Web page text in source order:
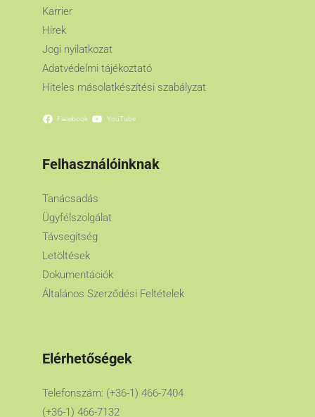
Karrier
Hírek
Jogi nyilatkozat
Adatvédelmi tájékoztató
Hiteles másolatkészítési szabályzat
Facebook YouTube
Felhasználóinknak
Tanácsadás
Ügyfélszolgálat
Távsegítség
Letöltések
Dokumentációk
Általános Szerződési Feltételek
Elérhetőségek
Telefonszám: (+36-1) 466-7404
(+36-1) 466-7132